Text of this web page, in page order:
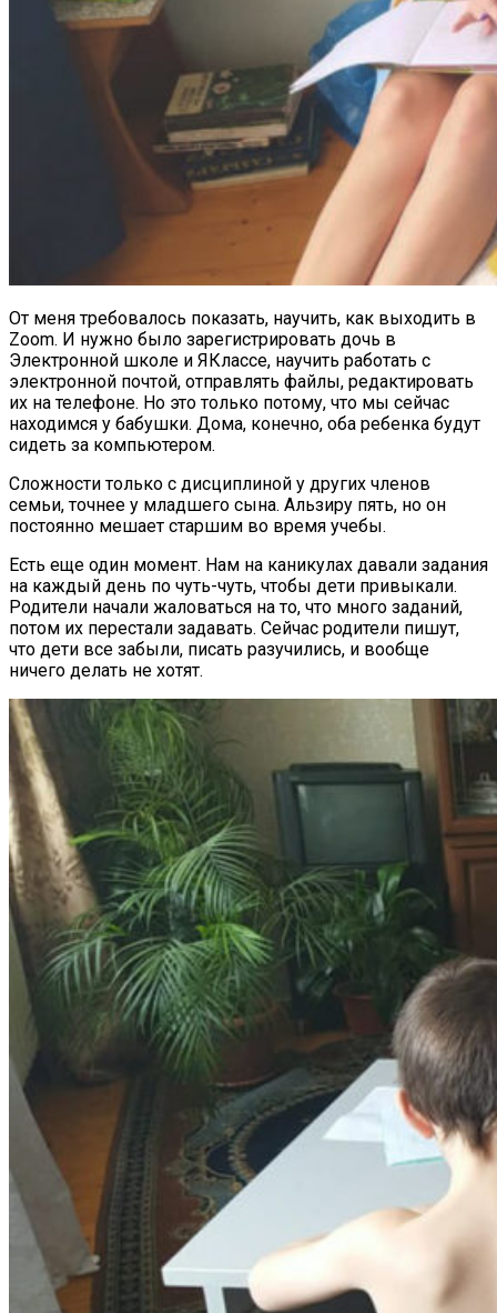
От меня требовалось показать, научить, как выходить в
Zoom. И нужно было зарегистрировать дочь в
Электронной школе и ЯКлассе, научить работать с
электронной почтой, отправлять файлы, редактировать
их на телефоне. Но это только потому, что мы сейчас
находимся у бабушки. Дома, конечно, оба ребенка будут
сидеть за компьютером.
Сложности только с дисциплиной у других членов
семьи, точнее у младшего сына. Альзиру пять, но он
постоянно мешает старшим во время учебы.
Есть еще один момент. Нам на каникулах давали задания
на каждый день по чуть-чуть, чтобы дети привыкали.
Родители начали жаловаться на то, что много заданий,
потом их перестали задавать. Сейчас родители пишут,
что дети все забыли, писать разучились, и вообще
ничего делать не хотят.